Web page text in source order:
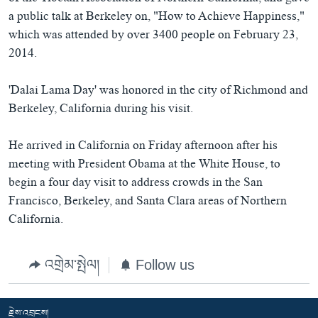
a public talk at Berkeley on, "How to Achieve Happiness,"
which was attended by over 3400 people on February 23,
2014.
'Dalai Lama Day' was honored in the city of Richmond and
Berkeley, California during his visit.
He arrived in California on Friday afternoon after his
meeting with President Obama at the White House, to
begin a four day visit to address crowds in the San
Francisco, Berkeley, and Santa Clara areas of Northern
California.
འགྲེམ་སྤེལ། Follow us
རྗེས་འབྲངས།